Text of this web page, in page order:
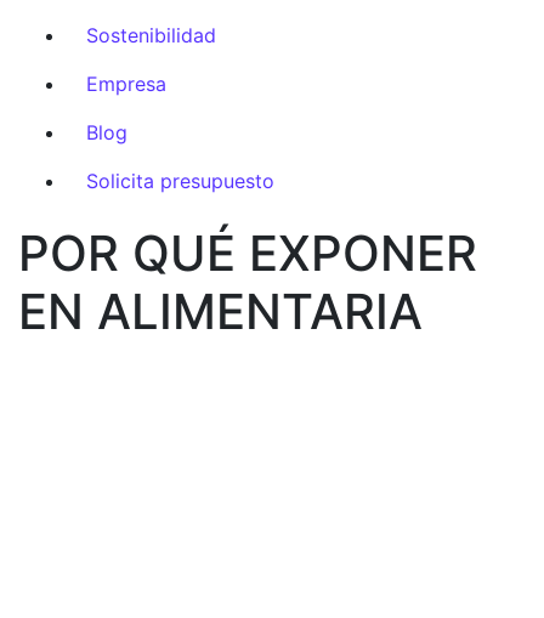
Sostenibilidad
Empresa
Blog
Solicita presupuesto
POR QUÉ EXPONER
EN ALIMENTARIA